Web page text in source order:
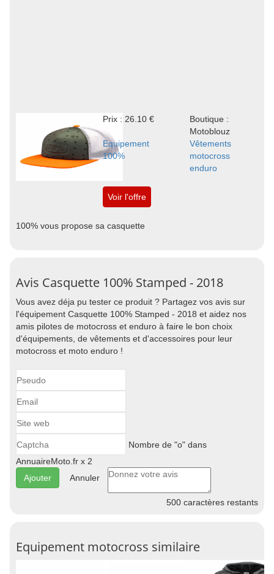
Prix : 26.10 €
Boutique :
Motoblouz
Equipement
100%
Vêtements
motocross
enduro
Voir l'offre
100% vous propose sa casquette
Avis Casquette 100% Stamped - 2018
Vous avez déja pu tester ce produit ? Partagez vos avis sur
l'équipement Casquette 100% Stamped - 2018 et aidez nos
amis pilotes de motocross et enduro à faire le bon choix
d'équipements, de vêtements et d'accessoires pour leur
motocross et moto enduro !
Nombre de "o" dans
AnnuaireMoto.fr x 2
Annuler
500 caractères restants
Equipement motocross similaire